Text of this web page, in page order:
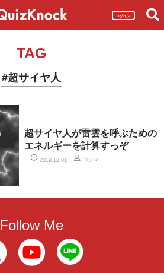
ログイン
TAG
#超サイヤ人
超サイヤ人が雷雲を呼ぶための
エネルギーを計算すっぞ
2019.12.01 コジマ
Follow Me